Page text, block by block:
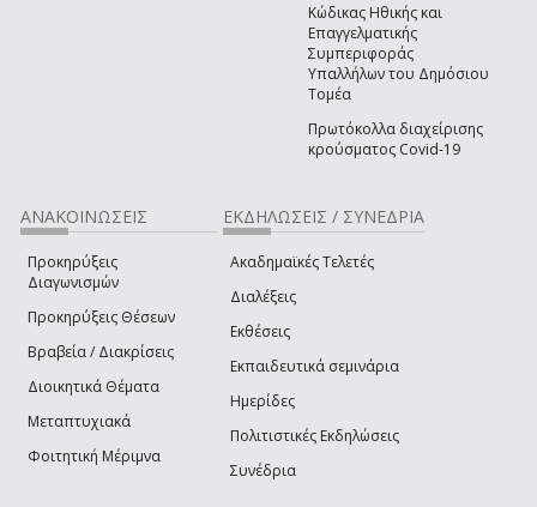
Κώδικας Ηθικής και
Επαγγελματικής
Συμπεριφοράς
Υπαλλήλων του Δημόσιου
Τομέα
Πρωτόκολλα διαχείρισης
κρούσματος Covid-19
ΑΝΑΚΟΙΝΩΣΕΙΣ
Προκηρύξεις
Διαγωνισμών
Προκηρύξεις Θέσεων
Βραβεία / Διακρίσεις
Διοικητικά Θέματα
Μεταπτυχιακά
Φοιτητική Μέριμνα
ΕΚΔΗΛΩΣΕΙΣ / ΣΥΝΕΔΡΙΑ
Ακαδημαϊκές Τελετές
Διαλέξεις
Εκθέσεις
Εκπαιδευτικά σεμινάρια
Ημερίδες
Πολιτιστικές Εκδηλώσεις
Συνέδρια